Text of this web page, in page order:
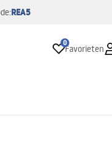
REA5
0
Favorieten